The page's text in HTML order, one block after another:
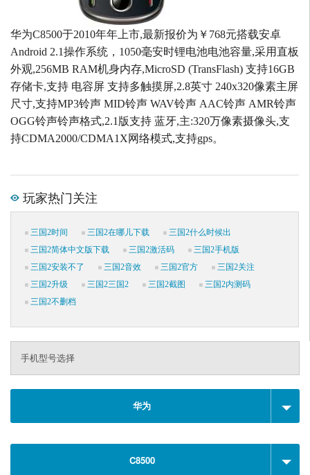
华为C8500于2010年年上市,最新报价为￥768元搭载安卓
Android 2.1操作系统，1050毫安时锂电池电池容量,采用直板
外观,256MB RAM机身内存,MicroSD (TransFlash) 支持16GB
存储卡,支持 电容屏 支持多触摸屏,2.8英寸 240x320像素主屏
尺寸,支持MP3铃声 MID铃声 WAV铃声 AAC铃声 AMR铃声
OGG铃声铃声格式,2.1版支持 蓝牙,主:320万像素摄像头,支
持CDMA2000/CDMA1X网络模式,支持gps。
玩家热门关注
三国2时间 三国2在哪儿下载
三国2什么时候出
三国2简体中文版下载
三国2激活码
三国2手机版
三国2安装不了
三国2音效 三国2官方
三国2关注
三国2升级
三国2三国2 三国2截图
三国2内测码
三国2不删档
手机型号选择
华为
C8500